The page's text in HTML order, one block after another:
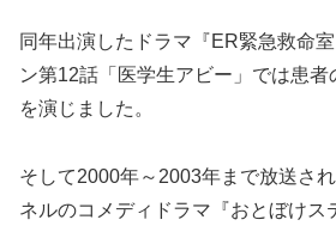
同年出演したドラマ『ER緊急救命
ン第12話「医学生アビー」では患者
を演じました。
そして2000年～2003年まで放送さ
ネルのコメディドラマ『おとぼけス